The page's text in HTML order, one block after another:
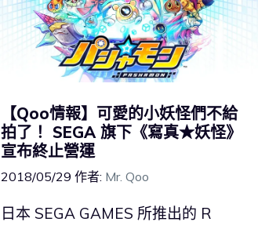
【Qoo情報】可愛的小妖怪們不給
拍了！ SEGA 旗下《寫真★妖怪》
宣布終止營運
2018/05/29 作者: Mr. Qoo
日本 SEGA GAMES 所推出的 R